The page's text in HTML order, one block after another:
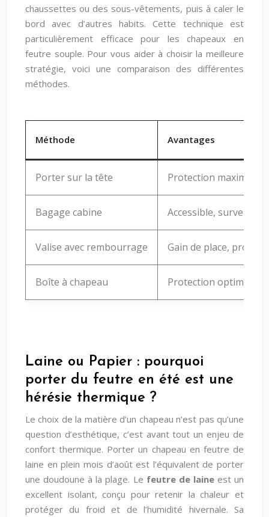
chaussettes ou des sous-vêtements, puis à caler le
bord avec d’autres habits. Cette technique est
particulièrement efficace pour les chapeaux en
feutre souple. Pour vous aider à choisir la meilleure
stratégie, voici une comparaison des différentes
méthodes.
Méthode Avantages
Porter sur la tête Protection maximale,
Bagage cabine Accessible, surveillé
Valise avec rembourrage Gain de place,
Boîte à chapeau Protection optimale
Laine ou Papier : pourquoi
porter du feutre en été est une
hérésie thermique ?
Le choix de la matière d’un chapeau n’est pas qu’une
question d’esthétique, c’est avant tout un enjeu de
confort thermique. Porter un chapeau en feutre de
laine en plein mois d’août est l’équivalent de porter
une doudoune à la plage. Le feutre de laineest un
excellent isolant, conçu pour retenir la chaleur et
protéger du froid et de l’humidité hivernale. Sa